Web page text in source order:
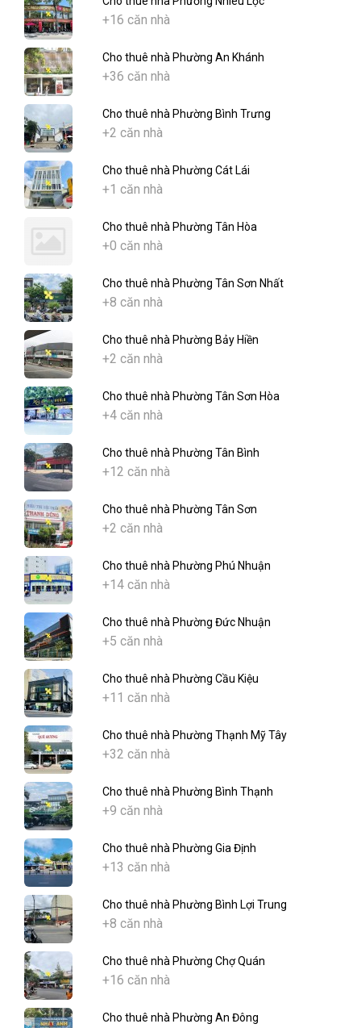
+16 căn nhà
Cho thuê nhà Phường An Khánh
+36 căn nhà
Cho thuê nhà Phường Bình Trưng
+2 căn nhà
Cho thuê nhà Phường Cát Lái
+1 căn nhà
Cho thuê nhà Phường Tân Hòa
+0 căn nhà
Cho thuê nhà Phường Tân Sơn Nhất
+8 căn nhà
Cho thuê nhà Phường Bảy Hiền
+2 căn nhà
Cho thuê nhà Phường Tân Sơn Hòa
+4 căn nhà
Cho thuê nhà Phường Tân Bình
+12 căn nhà
Cho thuê nhà Phường Tân Sơn
+2 căn nhà
Cho thuê nhà Phường Phú Nhuận
+14 căn nhà
Cho thuê nhà Phường Đức Nhuận
+5 căn nhà
Cho thuê nhà Phường Cầu Kiệu
+11 căn nhà
Cho thuê nhà Phường Thạnh Mỹ Tây
+32 căn nhà
Cho thuê nhà Phường Bình Thạnh
+9 căn nhà
Cho thuê nhà Phường Gia Định
+13 căn nhà
Cho thuê nhà Phường Bình Lợi Trung
+8 căn nhà
Cho thuê nhà Phường Chợ Quán
+16 căn nhà
Cho thuê nhà Phường An Đông